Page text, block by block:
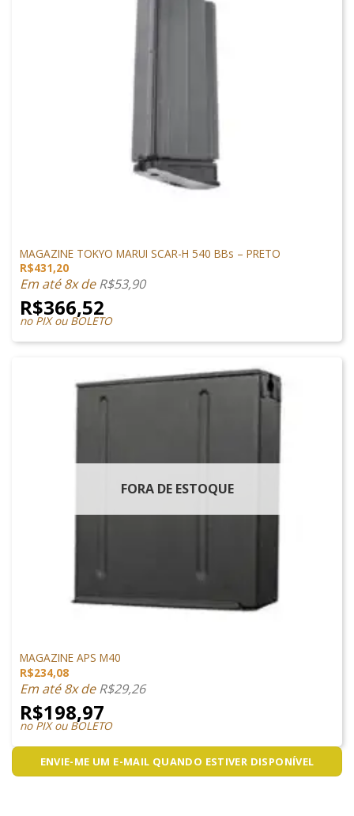
MAGAZINE TOKYO MARUI SCAR-H 540 BBs – PRETO
R$431,20
Em até 8x deR$53,90
R$366,52
no PIX ou BOLETO
FORA DE ESTOQUE
MAGAZINE APS M40
R$234,08
Em até 8x deR$29,26
R$198,97
no PIX ou BOLETO
ENVIE-ME UM E-MAIL QUANDO ESTIVER DISPONÍVEL